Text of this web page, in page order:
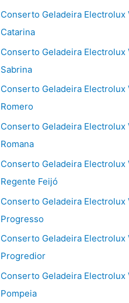
Conserto Geladeira Electrolux
Catarina
Conserto Geladeira Electrolux
Sabrina
Conserto Geladeira Electrolux
Romero
Conserto Geladeira Electrolux
Romana
Conserto Geladeira Electrolux
Regente Feijó
Conserto Geladeira Electrolux
Progresso
Conserto Geladeira Electrolux
Progredior
Conserto Geladeira Electrolux
Pompeia